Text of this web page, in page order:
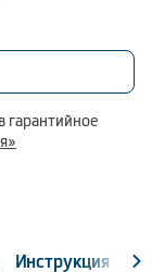
гарантийное
Инструкция